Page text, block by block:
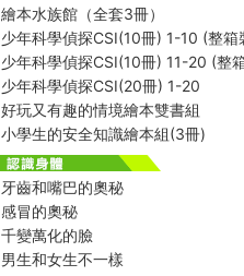
繪本水族館（全套3冊）
少年科學偵探CSI(10冊) 1-10 (整箱
少年科學偵探CSI(10冊) 11-20 (整
少年科學偵探CSI(20冊) 1-20
好玩又有趣的情境繪本雙書組
小學生的安全知識繪本組(3冊)
牙齒和嘴巴的奧秘
感冒的奧秘
千變萬化的臉
男生和女生不一樣